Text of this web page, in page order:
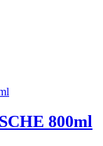
800ml